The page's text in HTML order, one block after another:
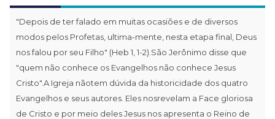
"Depois de ter falado em muitas ocasiões e de diversos
modos pelos Profetas, ultima-mente, nesta etapa final, Deus
nos falou por seu Filho" (Heb 1, 1-2).São Jerônimo disse que
"quem não conhece os Evangelhos não conhece Jesus
Cristo".A Igreja nãotem dúvida da historicidade dos quatro
Evangelhos e seus autores. Eles nosrevelam a Face gloriosa
de Cristo e por meio deles Jesus nos apresenta o Reino de